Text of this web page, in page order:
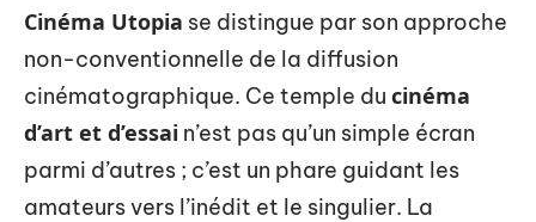
Cinéma Utopia se distingue par son approche
non-conventionnelle de la diffusion
cinématographique. Ce temple du cinéma
d’art et d’essai n’est pas qu’un simple écran
parmi d’autres ; c’est un phare guidant les
amateurs vers l’inédit et le singulier. La